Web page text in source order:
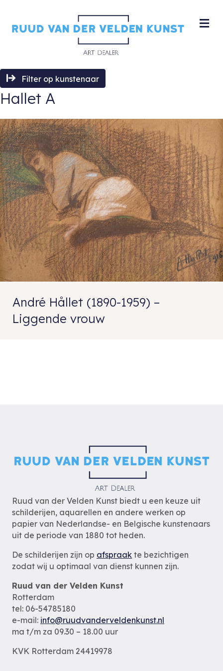
Filter op kunstenaar
Hallet A
André Hållet (1890-1959) –
Liggende vrouw
Ruud van der Velden Kunst biedt u een keuze uit
schilderijen, aquarellen en andere werken op
papier van Nederlandse- en Belgische kunstenaars
uit de periode van 1880 tot heden.
De schilderijen zijn op afspraak te bezichtigen
zodat wij u optimaal van dienst kunnen zijn.
Ruud van der Velden Kunst
Rotterdam
tel: 06-54785180
e-mail: info@ruudvanderveldenkunst.nl
ma t/m za 09.30 – 18.00 uur
KVK Rotterdam 24419978